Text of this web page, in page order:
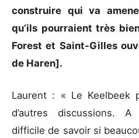
construire qui va
qu’ils pourraient très
Forest et Saint-Gilles
de Haren].
Laurent : « Le Keelbeek
d’autres discussions.
difficile de savoir si